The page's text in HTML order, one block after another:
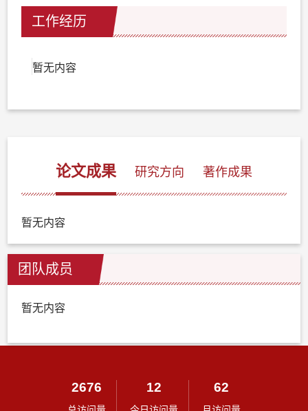
工作经历
暂无内容
论文成果 研究方向 著作成果
暂无内容
团队成员
暂无内容
2676 12 62